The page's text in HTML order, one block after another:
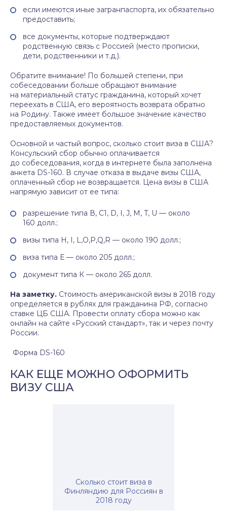
если имеются иные загранпаспорта, их обязательно
предоставить;
все документы, которые подтверждают
родственную связь с Россией (место прописки,
дети, родственники и т.д.).
Обратите внимание! По большей степени, при
собеседовании больше обращают внимание
на материальный статус гражданина, который хочет
переехать в США, его вероятность возврата обратно
на Родину. Также имеет большое значение качество
предоставляемых документов.
Основной и частый вопрос, сколько стоит виза в США?
Консульский сбор обычно оплачивается
до собеседования, когда в интернете была заполнена
анкета DS-160. В случае отказа в выдаче визы США,
оплаченный сбор не возвращается. Цена визы в США
напрямую зависит от ее типа:
разрешение типа В, C1, D, I, J, M, T, U — около
160 долл.;
визы типа H, I, L,O,P,Q,R — около 190 долл.;
виза типа Е — около 205 долл.;
документ типа К — около 265 долл.
На заметку. Стоимость американской визы в 2018 году
определяется в рублях для гражданина РФ, согласно
ставке ЦБ США. Провести оплату сбора можно как
онлайн на сайте «Русский стандарт», так и через почту
России.
Форма DS-160
КАК ЕЩЕ МОЖНО ОФОРМИТЬ
ВИЗУ США
Сколько стоит виза в
Финляндию для Россиян в
2018 году